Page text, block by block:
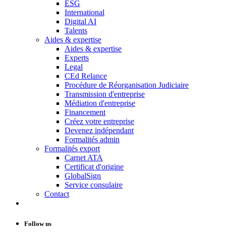
ESG
International
Digital AI
Talents
Aides & expertise
Aides & expertise
Experts
Legal
CEd Relance
Procédure de Réorganisation Judiciaire
Transmission d'entreprise
Médiation d'entreprise
Financement
Créez votre entreprise
Devenez indépendant
Formalités admin
Formalités export
Carnet ATA
Certificat d'origine
GlobalSign
Service consulaire
Contact
Follow us